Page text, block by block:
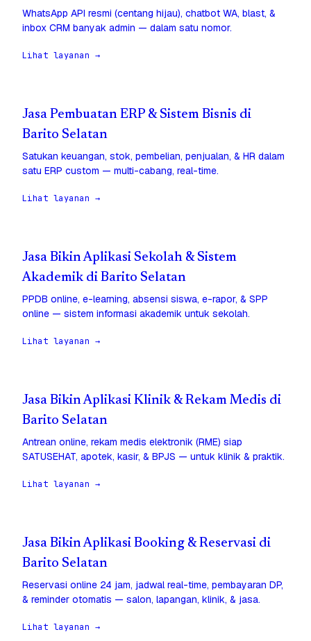
WhatsApp API resmi (centang hijau), chatbot WA, blast, &
inbox CRM banyak admin — dalam satu nomor.
Lihat layanan →
Jasa Pembuatan ERP & Sistem Bisnis di
Barito Selatan
Satukan keuangan, stok, pembelian, penjualan, & HR dalam
satu ERP custom — multi-cabang, real-time.
Lihat layanan →
Jasa Bikin Aplikasi Sekolah & Sistem
Akademik di Barito Selatan
PPDB online, e-learning, absensi siswa, e-rapor, & SPP
online — sistem informasi akademik untuk sekolah.
Lihat layanan →
Jasa Bikin Aplikasi Klinik & Rekam Medis di
Barito Selatan
Antrean online, rekam medis elektronik (RME) siap
SATUSEHAT, apotek, kasir, & BPJS — untuk klinik & praktik.
Lihat layanan →
Jasa Bikin Aplikasi Booking & Reservasi di
Barito Selatan
Reservasi online 24 jam, jadwal real-time, pembayaran DP,
& reminder otomatis — salon, lapangan, klinik, & jasa.
Lihat layanan →